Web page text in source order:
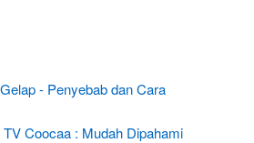
- Penyebab dan Cara
Coocaa : Mudah Dipahami